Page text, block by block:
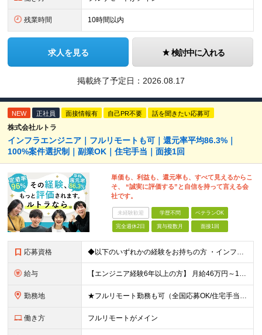
残業時間 10時間以内
求人を見る 検討中に入れる
掲載終了予定日： 2026.08.17
NEW 正社員 面接情報有 自己PR不要 話を聞きたい応募可
株式会社ルトラ
インフラエンジニア｜フルリモートも可｜還元率平均86.3%｜
100%案件選択制｜副業OK｜住宅手当｜面接1回
単価も、利益も、還元率も、すべて見えるからこ
そ、 “誠実に評価する”と自信を持って言える会
社です。
未経験歓迎 学歴不問 ベテランOK
完全週休2日 賞与複数月 面接1回
応募資格 ◆以下のいずれかの経験をお持ちの方 ・インフラ設計・構築の実務経験（オンプレ/クラウドどちらもOK） ・クラウド環境下での運用保守に関する実務経験 ◆学歴不問 ＜こんな方は特に歓迎します＞ ◎これま
給与 【エンジニア経験6年以上の方】 月給46万円～100万円（固定残業代含む） ※上記月給には月30時間分の固定残業代（月8万7,400円～月19万円）を含む。超過分は全額支給。 【エンジニア経験4年以
勤務地 ★フルリモート勤務も可（全国応募OK/住宅手当を支給します） ※案件によって常駐が必要になる場合があります。 ※希望がない限り、転勤はありません ※U・Iターン歓迎 ★ルトラの社員は全国各地で活躍中
働き方 フルリモートがメイン